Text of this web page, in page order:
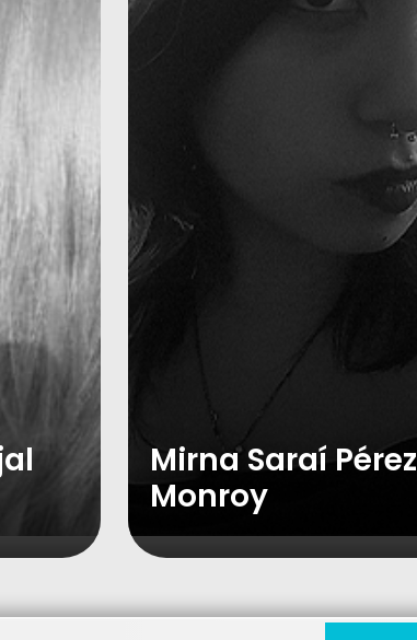
Mirna Saraí Pérez
Monroy